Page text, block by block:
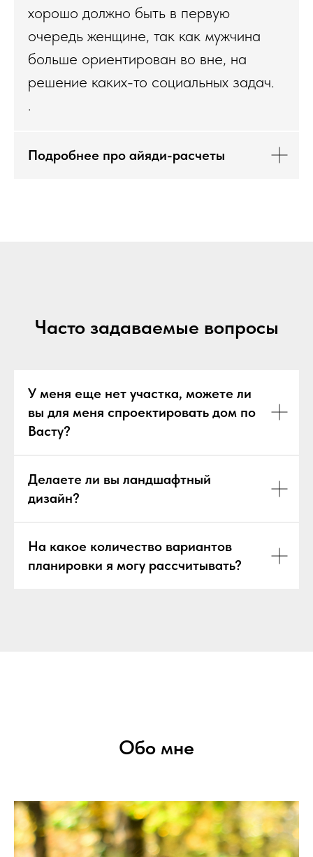
хорошо должно быть в первую
очередь женщине, так как мужчина
больше ориентирован во вне, на
решение каких-то социальных задач.
.
Подробнее про айяди-расчеты
Часто задаваемые вопросы
У меня еще нет участка, можете ли
вы для меня спроектировать дом по
Васту?
Делаете ли вы ландшафтный
дизайн?
На какое количество вариантов
планировки я могу рассчитывать?
Обо мне